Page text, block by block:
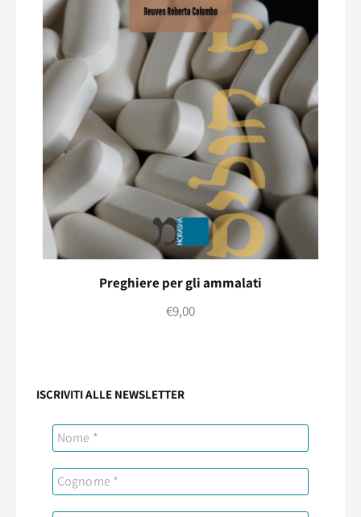
Preghiere per gli ammalati
€9,00
ISCRIVITI ALLE NEWSLETTER